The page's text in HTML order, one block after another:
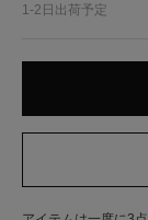
1-2日出荷予定